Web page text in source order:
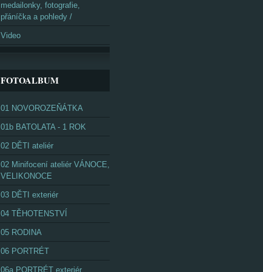
medailonky, fotografie,
přáníčka a pohledy /
Video
FOTOALBUM
01 NOVOROZEŇÁTKA
01b BATOLATA - 1 ROK
02 DĚTI ateliér
02 Minifocení ateliér VÁNOCE,
VELIKONOCE
03 DĚTI exteriér
04 TĚHOTENSTVÍ
05 RODINA
06 PORTRÉT
06a PORTRÉT exteriér